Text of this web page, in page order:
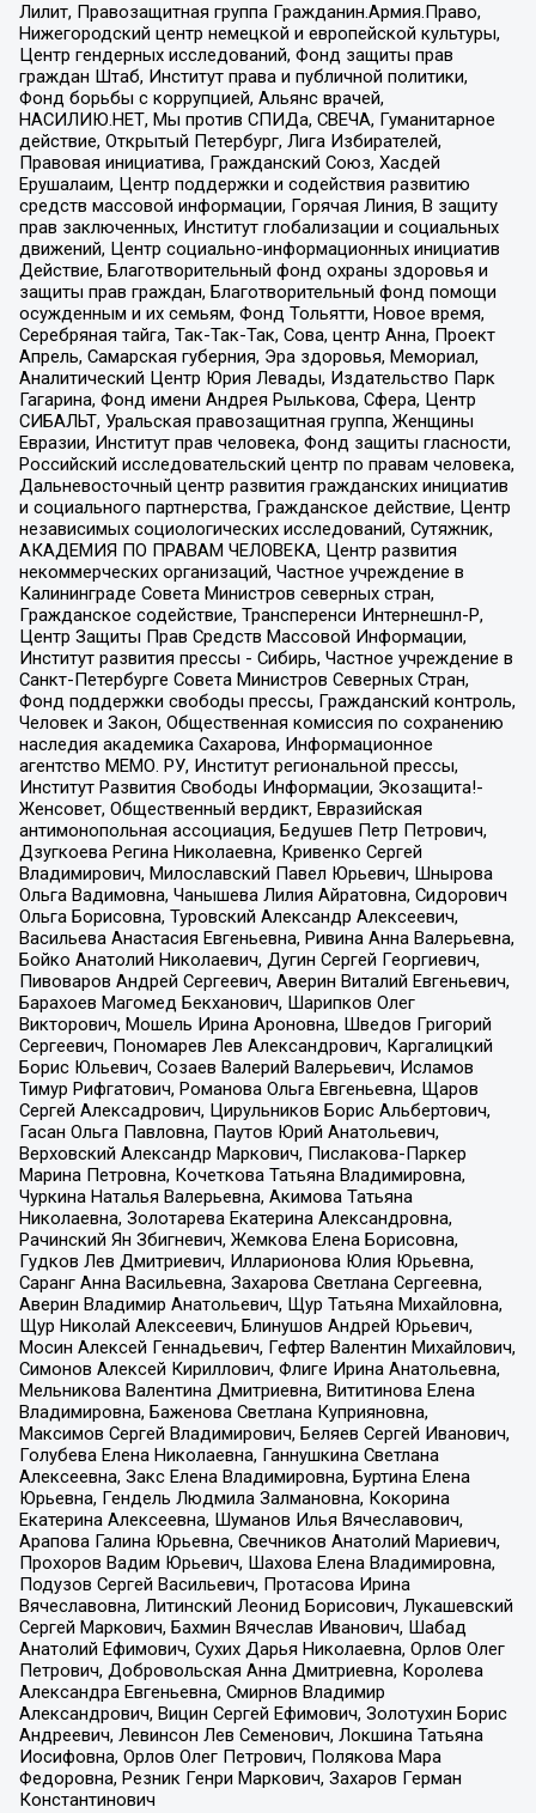
Лилит, Правозащитная группа Гражданин.Армия.Право,
Нижегородский центр немецкой и европейской культуры,
Центр гендерных исследований, Фонд защиты прав
граждан Штаб, Институт права и публичной политики,
Фонд борьбы с коррупцией, Альянс врачей,
НАСИЛИЮ.НЕТ, Мы против СПИДа, СВЕЧА, Гуманитарное
действие, Открытый Петербург, Лига Избирателей,
Правовая инициатива, Гражданский Союз, Хасдей
Ерушалаим, Центр поддержки и содействия развитию
средств массовой информации, Горячая Линия, В защиту
прав заключенных, Институт глобализации и социальных
движений, Центр социально-информационных инициатив
Действие, Благотворительный фонд охраны здоровья и
защиты прав граждан, Благотворительный фонд помощи
осужденным и их семьям, Фонд Тольятти, Новое время,
Серебряная тайга, Так-Так-Так, Сова, центр Анна, Проект
Апрель, Самарская губерния, Эра здоровья, Мемориал,
Аналитический Центр Юрия Левады, Издательство Парк
Гагарина, Фонд имени Андрея Рылькова, Сфера, Центр
СИБАЛЬТ, Уральская правозащитная группа, Женщины
Евразии, Институт прав человека, Фонд защиты гласности,
Российский исследовательский центр по правам человека,
Дальневосточный центр развития гражданских инициатив
и социального партнерства, Гражданское действие, Центр
независимых социологических исследований, Сутяжник,
АКАДЕМИЯ ПО ПРАВАМ ЧЕЛОВЕКА, Центр развития
некоммерческих организаций, Частное учреждение в
Калининграде Совета Министров северных стран,
Гражданское содействие, Трансперенси Интернешнл-Р,
Центр Защиты Прав Средств Массовой Информации,
Институт развития прессы - Сибирь, Частное учреждение в
Санкт-Петербурге Совета Министров Северных Стран,
Фонд поддержки свободы прессы, Гражданский контроль,
Человек и Закон, Общественная комиссия по сохранению
наследия академика Сахарова, Информационное
агентство МЕМО. РУ, Институт региональной прессы,
Институт Развития Свободы Информации, Экозащита!-
Женсовет, Общественный вердикт, Евразийская
антимонопольная ассоциация, Бедушев Петр Петрович,
Дзугкоева Регина Николаевна, Кривенко Сергей
Владимирович, Милославский Павел Юрьевич, Шнырова
Ольга Вадимовна, Чанышева Лилия Айратовна, Сидорович
Ольга Борисовна, Туровский Александр Алексеевич,
Васильева Анастасия Евгеньевна, Ривина Анна Валерьевна,
Бойко Анатолий Николаевич, Дугин Сергей Георгиевич,
Пивоваров Андрей Сергеевич, Аверин Виталий Евгеньевич,
Барахоев Магомед Бекханович, Шарипков Олег
Викторович, Мошель Ирина Ароновна, Шведов Григорий
Сергеевич, Пономарев Лев Александрович, Каргалицкий
Борис Юльевич, Созаев Валерий Валерьевич, Исламов
Тимур Рифгатович, Романова Ольга Евгеньевна, Щаров
Сергей Алексадрович, Цирульников Борис Альбертович,
Гасан Ольга Павловна, Паутов Юрий Анатольевич,
Верховский Александр Маркович, Пислакова-Паркер
Марина Петровна, Кочеткова Татьяна Владимировна,
Чуркина Наталья Валерьевна, Акимова Татьяна
Николаевна, Золотарева Екатерина Александровна,
Рачинский Ян Збигневич, Жемкова Елена Борисовна,
Гудков Лев Дмитриевич, Илларионова Юлия Юрьевна,
Саранг Анна Васильевна, Захарова Светлана Сергеевна,
Аверин Владимир Анатольевич, Щур Татьяна Михайловна,
Щур Николай Алексеевич, Блинушов Андрей Юрьевич,
Мосин Алексей Геннадьевич, Гефтер Валентин Михайлович,
Симонов Алексей Кириллович, Флиге Ирина Анатольевна,
Мельникова Валентина Дмитриевна, Вититинова Елена
Владимировна, Баженова Светлана Куприяновна,
Максимов Сергей Владимирович, Беляев Сергей Иванович,
Голубева Елена Николаевна, Ганнушкина Светлана
Алексеевна, Закс Елена Владимировна, Буртина Елена
Юрьевна, Гендель Людмила Залмановна, Кокорина
Екатерина Алексеевна, Шуманов Илья Вячеславович,
Арапова Галина Юрьевна, Свечников Анатолий Мариевич,
Прохоров Вадим Юрьевич, Шахова Елена Владимировна,
Подузов Сергей Васильевич, Протасова Ирина
Вячеславовна, Литинский Леонид Борисович, Лукашевский
Сергей Маркович, Бахмин Вячеслав Иванович, Шабад
Анатолий Ефимович, Сухих Дарья Николаевна, Орлов Олег
Петрович, Добровольская Анна Дмитриевна, Королева
Александра Евгеньевна, Смирнов Владимир
Александрович, Вицин Сергей Ефимович, Золотухин Борис
Андреевич, Левинсон Лев Семенович, Локшина Татьяна
Иосифовна, Орлов Олег Петрович, Полякова Мара
Федоровна, Резник Генри Маркович, Захаров Герман
Константинович